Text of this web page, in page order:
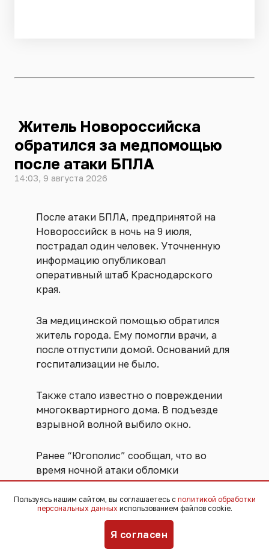
Житель Новороссийска
обратился за медпомощью
после атаки БПЛА
14:03, 9 августа 2026
После атаки БПЛА, предпринятой на
Новороссийск в ночь на 9 июля,
пострадал один человек. Уточненную
информацию опубликовал
оперативный штаб Краснодарского
края.
За медицинской помощью обратился
житель города. Ему помогли врачи, а
после отпустили домой. Оснований для
госпитализации не было.
Также стало известно о повреждении
многоквартирного дома. В подъезде
взрывной волной выбило окно.
Ранее “Югополис” сообщал, что во
время ночной атаки обломки
беспилотников упали на территорию
двух предприятийв черте города.
Также фрагменты дрона повредили
частные дома в поселке
Пользуясь нашим сайтом, вы соглашаетесь с политикой обработки
персональных данных использованием файлов cookie.
Я согласен